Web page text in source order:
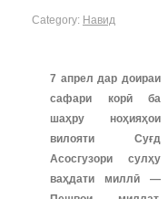
Category: Навид
7 апрел дар доираи
сафари корӣ ба
шаҳру ноҳияҳои
вилояти Суғд
Асосгузори сулҳу
ваҳдати миллӣ —